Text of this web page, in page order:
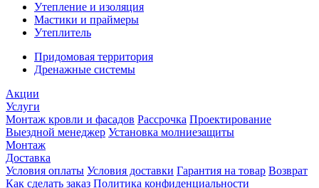
Утепление и изоляция
Мастики и праймеры
Утеплитель
Придомовая территория
Дренажные системы
Акции
Услуги
Монтаж кровли и фасадов Рассрочка Проектирование
Выездной менеджер Установка молниезащиты
Монтаж
Доставка
Условия оплаты Условия доставки Гарантия на товар Возврат
Как сделать заказ Политика конфиденциальности